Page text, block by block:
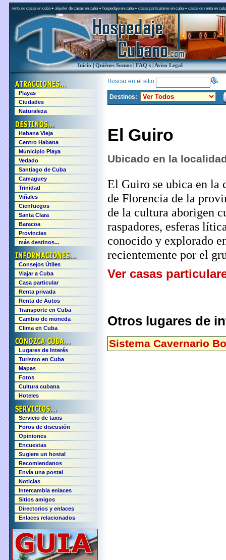
renta de casas en cuba+ alquiler de casas en cuba+ hospedaje en cuba+ casas particulares en cuba+ casas de renta en
Inicio|Quiénes Somos|FAQ's|Aviso Legal
Buscar en el sitio:
Destinos:
El Guiro
Ubicado en la
El Guiro se ubica en la
de Florencia de la
de la cultura aborigen
raspadores, esferas
conocido y explorado
recientemente por el
Ver casas
Otros lugares de
Sistema Cavernario
Playas
Ciudades
Naturaleza
Habana Vieja
Centro Habana
Municipio Playa
Vedado
Santiago de Cuba
Camaguey
Trinidad
Viñales
Cienfuegos
Santa Clara
Baracoa
Provincias
más destinos...
Consejos Útiles
Viajar a Cuba
Casa particular
Renta privada
Renta de Autos
Transporte en Cuba
Cambio de moneda
Clima en Cuba
Lugares de Interés
Turismo en Cuba
Mapas
Fotos
Cultura cubana
Hoteles
Servicio de taxis
Foros de discusión
Opiniones
Encuestas
Sugiere un hostal
Recomiendanos
Envía una postal
Noticias
Intercambia enlaces
Sitios amigos
Directorios y enlaces
Enlaces relacionados